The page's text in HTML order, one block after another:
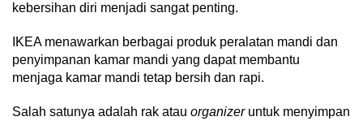
kebersihan diri menjadi sangat penting.
IKEA menawarkan berbagai produk peralatan mandi dan
penyimpanan kamar mandi yang dapat membantu
menjaga kamar mandi tetap bersih dan rapi.
Salah satunya adalah rak atau organizeruntuk menyimpan